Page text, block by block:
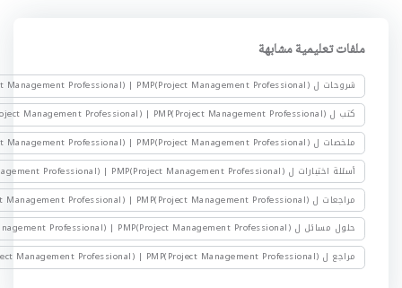
ملفات تعليمية مشابهة
شروحات ل PMP(Project Management Professional) | PMP(Project Management Professional)
كتب ل PMP(Project Management Professional) | PMP(Project Management Professional)
ملخصات ل PMP(Project Management Professional) | PMP(Project Management Professional)
أسئلة اختبارات ل PMP(Project Management Professional) | PMP(Project Management Professional)
مراجعات ل PMP(Project Management Professional) | PMP(Project Management Professional)
حلول مسائل ل PMP(Project Management Professional) | PMP(Project Management Professional)
مراجع ل PMP(Project Management Professional) | PMP(Project Management Professional)